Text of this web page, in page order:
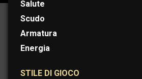
Salute
Scudo
Armatura
Energia
STILE DI GIOCO